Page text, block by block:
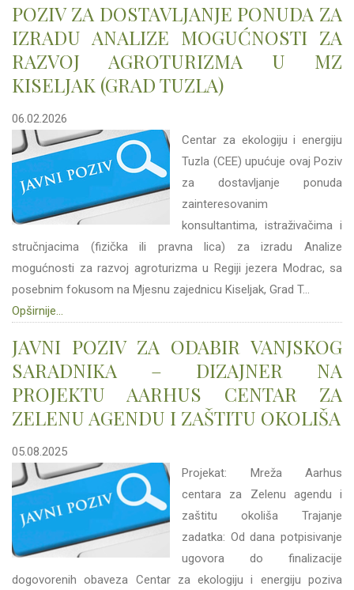
POZIV ZA DOSTAVLJANJE PONUDA ZA
IZRADU ANALIZE MOGUĆNOSTI ZA
RAZVOJ AGROTURIZMA U MZ
KISELJAK (GRAD TUZLA)
06.02.2026
Centar za ekologiju i energiju
Tuzla (CEE) upućuje ovaj Poziv
za dostavljanje ponuda
zainteresovanim
konsultantima, istraživačima i
stručnjacima (fizička ili pravna lica) za izradu Analize
mogućnosti za razvoj agroturizma u Regiji jezera Modrac, sa
posebnim fokusom na Mjesnu zajednicu Kiseljak, Grad T...
Opširnije...
JAVNI POZIV ZA ODABIR VANJSKOG
SARADNIKA – DIZAJNER NA
PROJEKTU AARHUS CENTAR ZA
ZELENU AGENDU I ZAŠTITU OKOLIŠA
05.08.2025
Projekat: Mreža Aarhus
centara za Zelenu agendu i
zaštitu okoliša Trajanje
zadatka: Od dana potpisivanje
ugovora do finalizacije
dogovorenih obaveza Centar za ekologiju i energiju poziva